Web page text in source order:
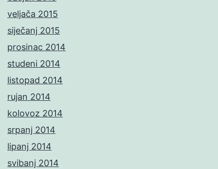
veljača 2015
siječanj 2015
prosinac 2014
studeni 2014
listopad 2014
rujan 2014
kolovoz 2014
srpanj 2014
lipanj 2014
svibanj 2014